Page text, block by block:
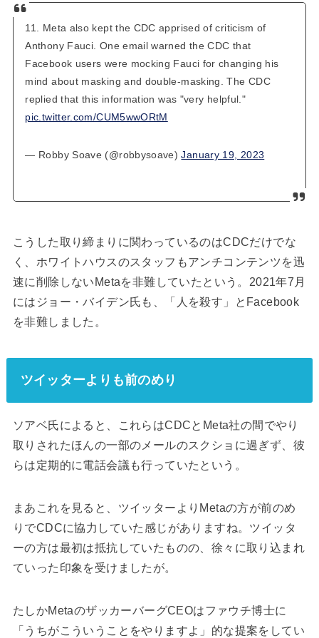
11. Meta also kept the CDC apprised of criticism of
Anthony Fauci. One email warned the CDC that
Facebook users were mocking Fauci for changing his
mind about masking and double-masking. The CDC
replied that this information was "very helpful."
pic.twitter.com/CUM5wwORtM
— Robby Soave (@robbysoave)January 19, 2023
こうした取り締まりに関わっているのはCDCだけでな
く、ホワイトハウスのスタッフもアンチコンテンツを迅
速に削除しないMetaを非難していたという。2021年7月
にはジョー・バイデン氏も、「人を殺す」とFacebook
を非難しました。
ツイッターよりも前のめり
ソアベ氏によると、これらはCDCとMeta社の間でやり
取りされたほんの一部のメールのスクショに過ぎず、彼
らは定期的に電話会議も行っていたという。
まあこれを見ると、ツイッターよりMetaの方が前のめ
りでCDCに協力していた感じがありますね。ツイッタ
ーの方は最初は抵抗していたものの、徐々に取り込まれ
ていった印象を受けましたが。
たしかMetaのザッカーバーグCEOはファウチ博士に
「うちがこういうことをやりますよ」的な提案をしてい